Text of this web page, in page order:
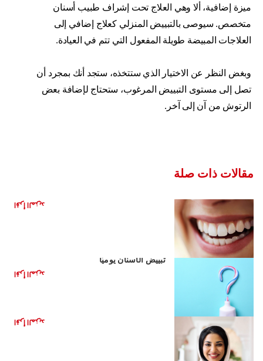
ميزة إضافية، ألا وهي العلاج تحت إشراف طبيب أسنان
متخصص. سيوصى بالتبييض المنزلي كعلاج إضافي إلى
العلاجات المبيضة طويلة المفعول التي تتم في العيادة.
وبغض النظر عن الاختيار الذي ستتخذه، ستجد أنك بمجرد أن
تصل إلى مستوى التبييض المرغوب، ستحتاج لإضافة بعض
الرتوش من آن إلى آخر.
مقالات ذات صلة
اقرأ المزيد
تبييض الأسنان يوميًّا
اقرأ المزيد
اقرأ المزيد